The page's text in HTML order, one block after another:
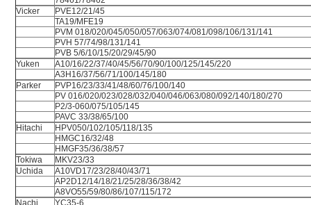
Vicker
PVE12/21/45
TA19/MFE19
PVM 018/020/045/050/057/063/074/081/098/106/131/141
PVH 57/74/98/131/141
PVB 5/6/10/15/20/29/45/90
Yuken
A10/16/22/37/40/45/56/70/90/100/125/145/220
A3H16/37/56/71/100/145/180
Parker
PVP16/23/33/41/48/60/76/100/140
PV 016/020/023/028/032/040/046/063/080/092/140/180/270
P2/3-060/075/105/145
PAVC 33/38/65/100
Hitachi
HPV050/102/105/118/135
HMGC16/32/48
HMGF35/36/38/57
Tokiwa
MKV23/33
Uchida
A10VD17/23/28/40/43/71
AP2D12/14/18/21/25/28/36/38/42
A8VO55/59/80/86/107/115/172